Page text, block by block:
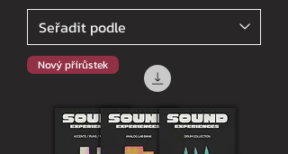
Nový přírůstek